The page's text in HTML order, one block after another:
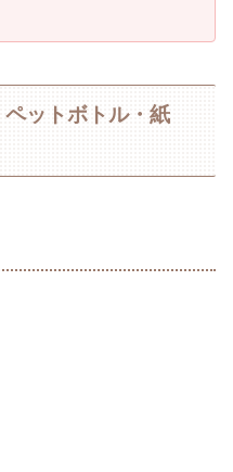
ットボトル・紙